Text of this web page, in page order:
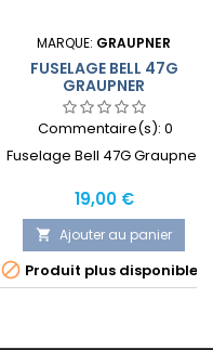
MARQUE: GRAUPNER
FUSELAGE BELL 47G
GRAUPNER
Commentaire(s): 0
Fuselage Bell 47G Graupner
Prix
19,00 €
 Ajouter au panier
 Produit plus disponible